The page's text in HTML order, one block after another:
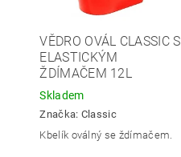
VĚDRO OVÁL CLASSIC S
ELASTICKÝM
ŽDÍMAČEM 12L
Skladem
Značka: Classic
Kbelík oválný se ždímačem.